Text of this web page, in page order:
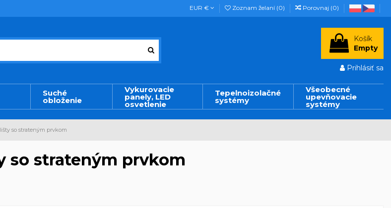
EUR € Zoznam želaní (0) Porovnaj (0)
Košík
Empty
Prihlásiť sa
Suché
obloženie
Vykurovacie
panely, LED
osvetlenie
Tepelnoizolačné
systémy
Všeobecné
upevňovacie
systémy
so strateným prvkom
so strateným prvkom